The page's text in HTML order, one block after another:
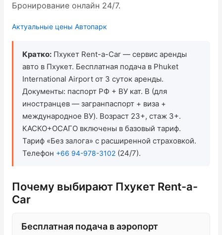
Программа лояльности
Проверить бонусный счёт
Контакты
Обратный звонок
Бронирование онлайн 24/7.
Актуальные цены Автопарк
Кратко: Пхукет Rent-a-Car — сервис аренды
авто в Пхукет. Бесплатная подача в Phuket
International Airport от 3 суток аренды.
Документы: паспорт РФ + ВУ кат. B (для
иностранцев — загранпаспорт + виза +
международное ВУ). Возраст 23+, стаж 3+.
КАСКО+ОСАГО включены в базовый тариф.
Тариф «Без залога» с расширенной страховкой.
Телефон +66 94-978-3102 (24/7).
Почему выбирают Пхукет Rent-a-
Car
Бесплатная подача в аэропорт